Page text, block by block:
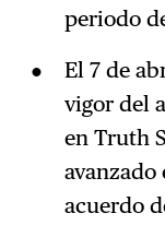
periodo
El 7 de
vigor del
en Truth
acuerdo